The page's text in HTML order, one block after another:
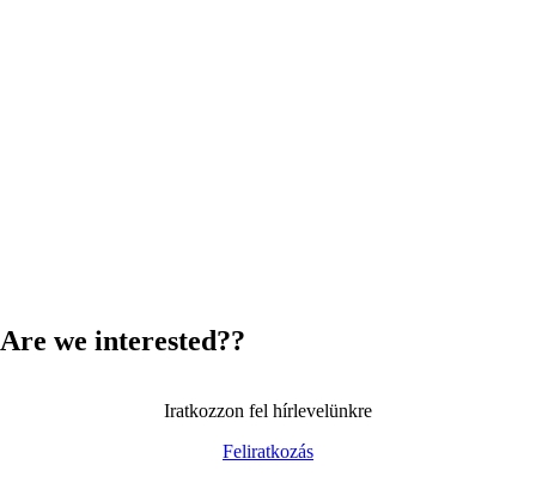
Are we interested??
Iratkozzon fel hírlevelünkre
Feliratkozás